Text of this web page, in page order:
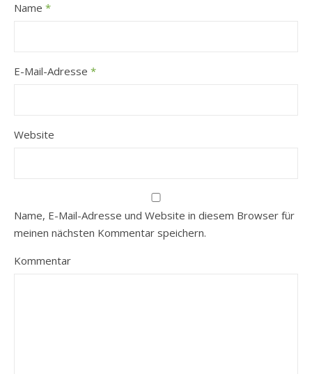
Name *
E-Mail-Adresse *
Website
Name, E-Mail-Adresse und Website in diesem Browser für
meinen nächsten Kommentar speichern.
Kommentar